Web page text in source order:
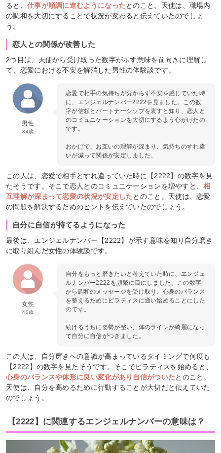
ると、 仕事が順調に進むようになったとのこと。天使は、職場内
の調和を大切にすることで状況が変わると伝えていたのでしょ
う。
恋人との関係が改善した
2つ目は、天使から受け取った数字が示す意味を前向きに理解し
て、恋愛における不安を解消した男性の体験談です。
男性
34歳
恋愛で相手の気持ちが分からず不安を感じていた時
に、エンジェルナンバー2222を見ました。この数
字が信頼とパートナーシップを表すと知り、恋人と
のコミュニケーションを大切にするよう心がけたの
です。
おかげで、お互いの理解が深まり、気持ちのすれ違
いが減って関係が安定しました。
この人は、恋愛で相手とすれ違っていた時に【2222】の数字を見
たそうです。そこで恋人とのコミュニケーションを増やすと、相
互理解が深まって恋愛の状況が安定したとのこと。天使は、恋愛
の問題を解決するためのヒントを伝えていたのでしょう。
自分に自信が持てるようになった
最後は、エンジェルナンバー【2222】が示す意味を知り自分磨き
に取り組んだ女性の体験談です。
女性
40歳
自分をもっと磨きたいと考えていた時に、エンジェ
ルナンバー2222を頻繁に目にしました。この数字
から調和のメッセージを受け取り、心身のバランス
を整えるためにピラティスに通い始めることにした
のです。
続けるうちに姿勢が整い、体のラインが綺麗になっ
て自分に自信がつきました。
この人は、自分磨きへの意識が高まっているタイミングで何度も
【2222】の数字を見たそうです。そこでピラティスを始めると、
心身のバランスや体形に良い変化があり自信がついたとのこと。
天使は、自分を高めるために行動することが大切だと伝えていた
のでしょう。
【2222】に関連するエンジェルナンバーの意味は？